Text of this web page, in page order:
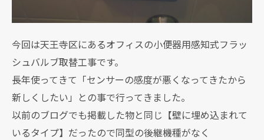
今回は天王寺区にあるオフィスの小便器用感知式フラッ
シュバルブ取替工事です。
長年使ってきて「センサーの感度が悪くなってきたから
新しくしたい」との事で行ってきました。
以前のブログでも掲載した物と同じ【壁に埋め込まれて
いるタイプ】だったので同型の後継機種がなく